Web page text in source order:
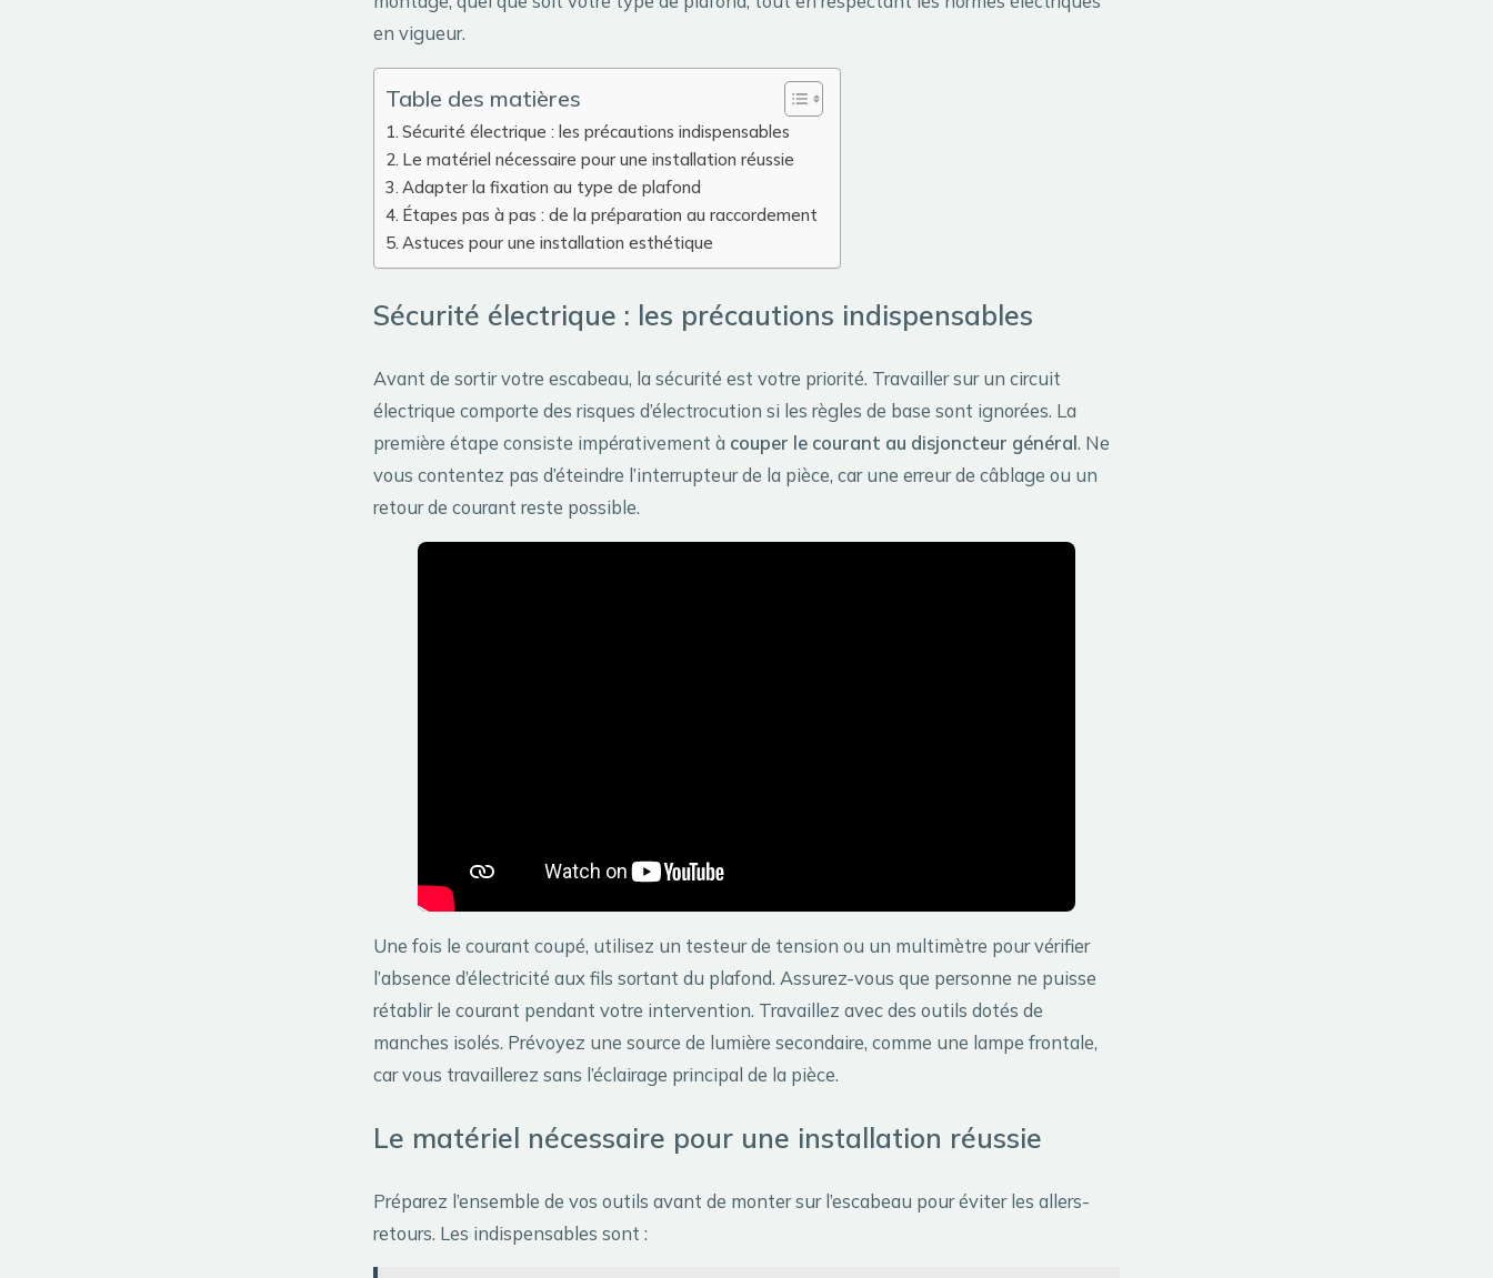
en vigueur.
Table des matières
Sécurité électrique : les précautions indispensables
Le matériel nécessaire pour une installation réussie
Adapter la fixation au type de plafond
Étapes pas à pas : de la préparation au raccordement
Astuces pour une installation esthétique
Sécurité électrique : les précautions indispensables
Avant de sortir votre escabeau, la sécurité est votre priorité. Travailler sur un circuit
électrique comporte des risques d’électrocution si les règles de base sont ignorées. La
première étape consiste impérativement à couper le courant au disjoncteur général. Ne
vous contentez pas d’éteindre l’interrupteur de la pièce, car une erreur de câblage ou un
retour de courant reste possible.
Une fois le courant coupé, utilisez un testeur de tension ou un multimètre pour vérifier
l’absence d’électricité aux fils sortant du plafond. Assurez-vous que personne ne puisse
rétablir le courant pendant votre intervention. Travaillez avec des outils dotés de
manches isolés. Prévoyez une source de lumière secondaire, comme une lampe frontale,
car vous travaillerez sans l’éclairage principal de la pièce.
Le matériel nécessaire pour une installation réussie
Préparez l’ensemble de vos outils avant de monter sur l’escabeau pour éviter les allers-
retours. Les indispensables sont :